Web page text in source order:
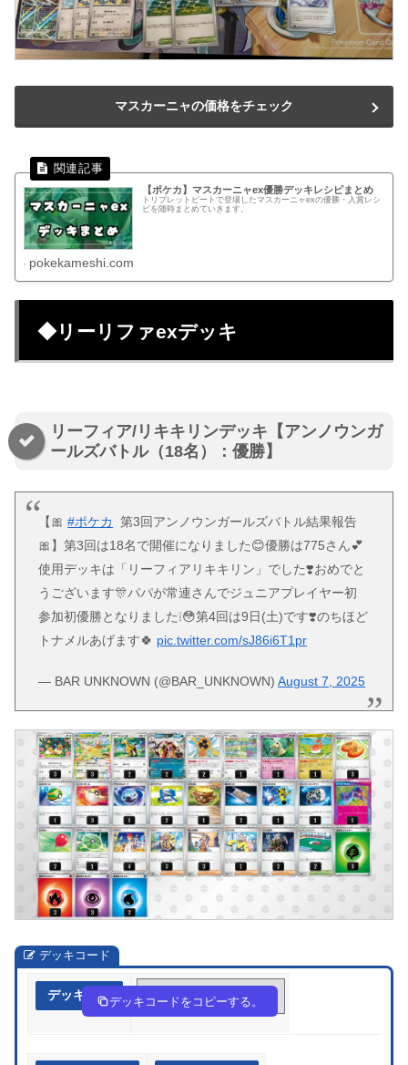
マスカーニャの価格をチェック
【ポケカ】マスカーニャex優勝デッキレシピまとめ
トリプレットビートで登場したマスカーニャexの優勝・入賞レシ
ピを随時まとめていきます。
pokekameshi.com
◆リーリファexデッキ
リーフィア/リキキリンデッキ【アンノウンガ
ールズバトル（18名）：優勝】
【🎀#ポケカ
第3回アンノウンガールズバトル結果報告
🎀】第3回は18名で開催になりました😊優勝は775さん💕
使用デッキは「リーフィアリキキリン」でした❣️おめでと
うございます🎊パパが常連さんでジュニアプレイヤー初
参加初優勝となりました❕😳第4回は9日(土)です❣️のちほど
トナメルあげます🍀 pic.twitter.com/sJ86i6T1pr
— BAR UNKNOWN (@BAR_UNKNOWN)August 7, 2025
デッキコード
デッキ作成 ESUyyp-UbYSDe-SSXpXE
デッキコードをコピーする。